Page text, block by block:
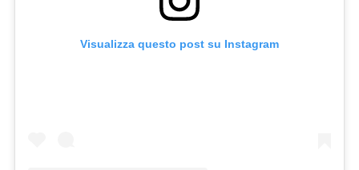
Visualizza questo post su Instagram